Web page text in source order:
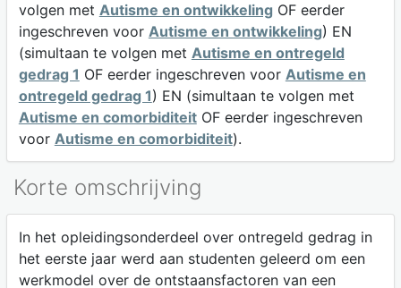
volgen met Autisme en ontwikkeling OF eerder
ingeschreven voor Autisme en ontwikkeling) EN
(simultaan te volgen met Autisme en ontregeld
gedrag 1 OF eerder ingeschreven voor Autisme en
ontregeld gedrag 1) EN (simultaan te volgen met
Autisme en comorbiditeitOF eerder ingeschreven
voor Autisme en comorbiditeit).
Korte omschrijving
In het opleidingsonderdeel over ontregeld gedrag in
het eerste jaar werd aan studenten geleerd om een
werkmodel over de ontstaansfactoren van een